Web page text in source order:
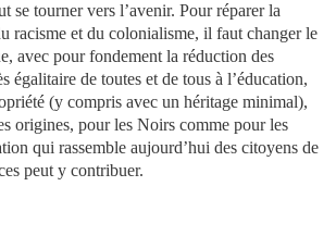
se tourner vers l’avenir. Pour réparer la
racisme et du colonialisme, il faut changer le
avec pour fondement la réduction des
égalitaire de toutes et de tous à l’éducation,
(y compris avec un héritage minimal),
origines, pour les Noirs comme pour les
qui rassemble aujourd’hui des citoyens de
peut y contribuer.